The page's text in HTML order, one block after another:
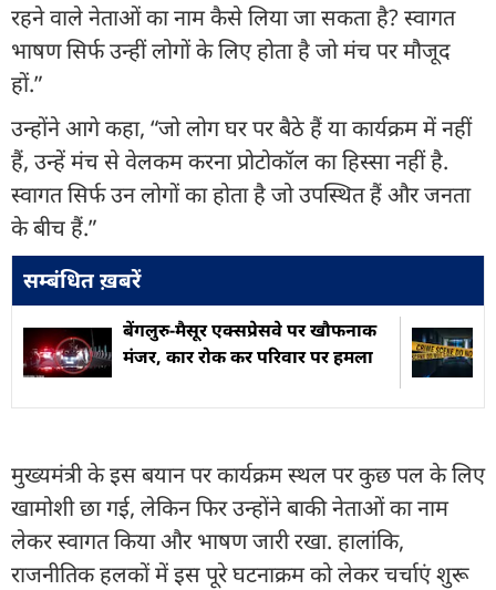
रहने वाले नेताओं का नाम कैसे लिया जा सकता है? स्वागत
भाषण सिर्फ उन्हीं लोगों के लिए होता है जो मंच पर मौजूद
हों.”
उन्होंने आगे कहा, “जो लोग घर पर बैठे हैं या कार्यक्रम में नहीं
हैं, उन्हें मंच से वेलकम करना प्रोटोकॉल का हिस्सा नहीं है.
स्वागत सिर्फ उन लोगों का होता है जो उपस्थित हैं और जनता
के बीच हैं.”
सम्बंधित ख़बरें
बेंगलुरु-मैसूर एक्सप्रेसवे पर खौफनाक
मंजर, कार रोक कर परिवार पर हमला
मुख्यमंत्री के इस बयान पर कार्यक्रम स्थल पर कुछ पल के लिए
खामोशी छा गई, लेकिन फिर उन्होंने बाकी नेताओं का नाम
लेकर स्वागत किया और भाषण जारी रखा. हालांकि,
राजनीतिक हलकों में इस पूरे घटनाक्रम को लेकर चर्चाएं शुरू